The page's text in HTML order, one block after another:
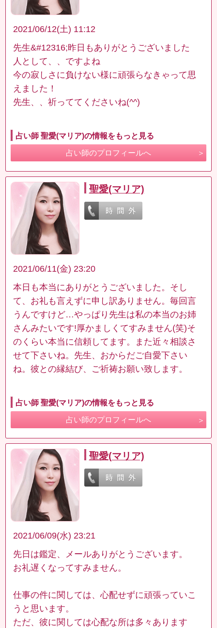
2021/06/12(土) 11:12
先生&#12316;昨日もありがとうございました
人として、、ですよね
今の寂しさに負けない様に頑張らなきゃって思
えました！
先生、、祈っててくださいね(^^)
占い師 聖愛(マリア)の情報をもっと見る
占い師のプロフィールへ
聖愛(マリア)
2021/06/11(金) 23:20
本日も本当にありがとうございました。そし
て、お礼も言えずに申し訳ありません。毎回言
うんですけど…やっぱり先生は私の本当のお姉
さんみたいです!厚かましくてすみません(笑)そ
のくらい本当に信頼してます。また近々相談さ
せて下さいね。先生、おからだご自愛下さい
ね。彼との縁結び、ご祈祷お願い致します。
占い師 聖愛(マリア)の情報をもっと見る
占い師のプロフィールへ
聖愛(マリア)
2021/06/09(水) 23:21
先日は鑑定、メールありがとうございます。
お礼遅くなってすみません。
仕事の件に関しては、心配せずに頑張っていこ
うと思います。
ただ、彼に関しては心配な所は多々あります